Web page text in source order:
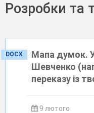
Розробки та
DOCX
Мапа думок.
Шевченко
переказу із
9 лютого